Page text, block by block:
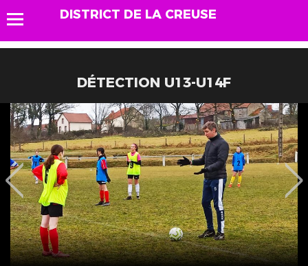
DISTRICT DE LA CREUSE
DÉTECTION U13-U14F